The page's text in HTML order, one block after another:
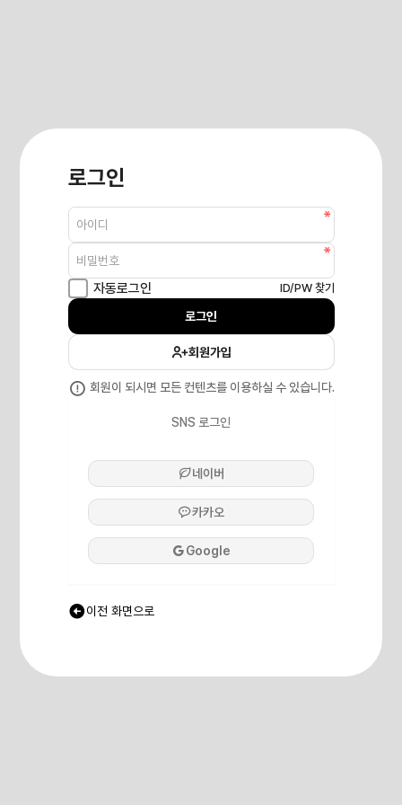
로그인
회원아이디필수
비밀번호필수
자동로그인 ID/PW 찾기
로그인
회원가입
회원이 되시면 모든 컨텐츠를 이용하실 수 있습니다.
SNS 로그인
네이버
카카오
Google
이전 화면으로